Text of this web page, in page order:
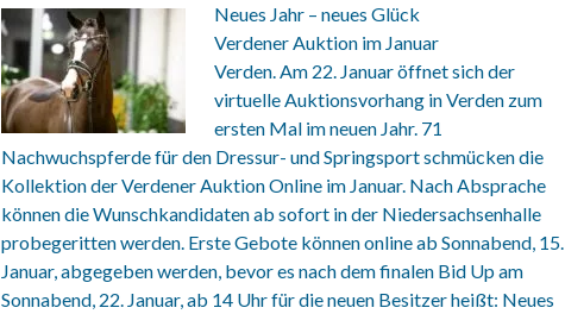
Neues Jahr – neues Glück
Verdener Auktion im Januar
Verden. Am 22. Januar öffnet sich der
virtuelle Auktionsvorhang in Verden zum
ersten Mal im neuen Jahr. 71
Nachwuchspferde für den Dressur- und Springsport schmücken die
Kollektion der Verdener Auktion Online im Januar. Nach Absprache
können die Wunschkandidaten ab sofort in der Niedersachsenhalle
probegeritten werden. Erste Gebote können online ab Sonnabend, 15.
Januar, abgegeben werden, bevor es nach dem finalen Bid Up am
Sonnabend, 22. Januar, ab 14 Uhr für die neuen Besitzer heißt: Neues